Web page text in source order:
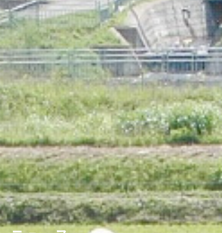
資料
ニュースレター